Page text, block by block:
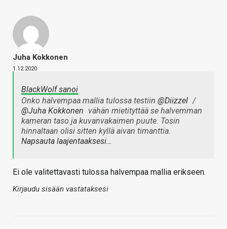
Juha Kokkonen
1.12.2020
BlackWolf sanoi
Onko halvempaa mallia tulossa testiin @Diizzel /
@Juha Kokkonen vähän mietityttää se halvemman
kameran taso ja kuvanvakaimen puute. Tosin
hinnaltaan olisi sitten kyllä aivan timanttia.
Napsauta laajentaaksesi…
Ei ole valitettavasti tulossa halvempaa mallia erikseen.
Kirjaudu sisään vastataksesi